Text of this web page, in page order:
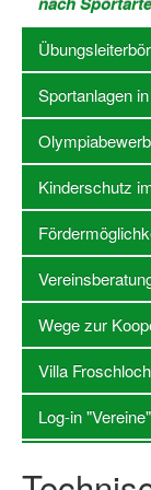
Vereine
Wege zur
Villa
Sportanlagen
Kinderschutz
Wege zur
Villa Froschloch
Log-in "Vereine"